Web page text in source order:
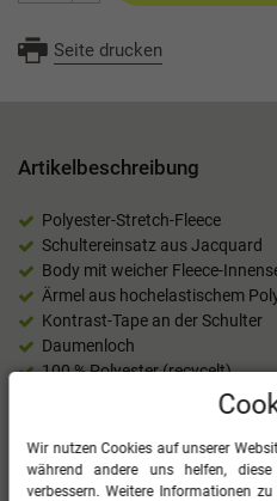
Seite drucken
Artikelbeschreibung
Polyester-Stretch-Fleece
Schultereinsatz aus Jacquard
Body mit weicher Fleece-
Ärmel aus hochelastischem
Kontrast-Tape an der Schulter
Daumenloch
100 % Polyester (recycelt)
Ärmel: 90 % Polyester
Mehr Informationen zum EU
Wir nutzen Cookies auf unserer
während andere uns helfen,
verbessern. Weitere Informationen